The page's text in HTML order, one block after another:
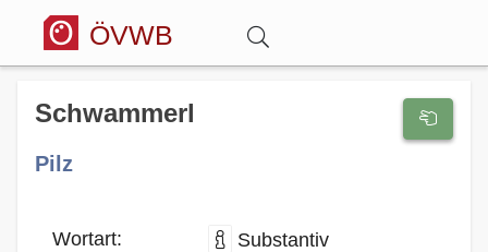
ÖVWB
Wörterbuch
Hitparade
Schwammerl
Pilz
Wortart:
Substantiv